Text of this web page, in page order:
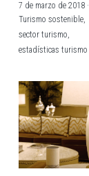
7 de marzo de 2018·
Turismo sostenible,
sector turismo,
estadísticas turismo